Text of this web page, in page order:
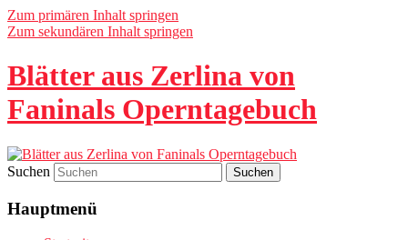
Zum primären Inhalt springen
Zum sekundären Inhalt springen
Blätter aus Zerlina von
Faninals Operntagebuch
Suchen
Hauptmenü